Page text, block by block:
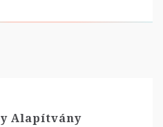
Alapítvány